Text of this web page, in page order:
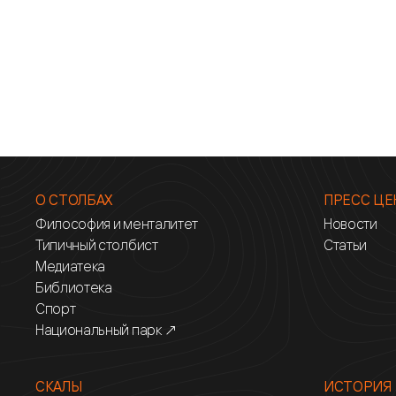
О СТОЛБАХ
Философия и менталитет
Типичный столбист
Медиатека
Библиотека
Спорт
Национальный парк ↗
ПРЕСС
Новости
Статьи
СКАЛЫ ИСТОРИЯ